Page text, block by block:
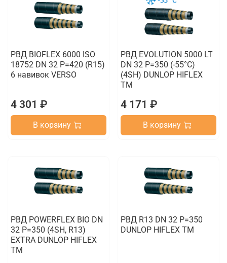
РВД BIOFLEX 6000 ISO
18752 DN 32 P=420 (R15)
6 навивок VERSO
4 301 ₽
В корзину
РВД EVOLUTION 5000 LT
DN 32 P=350 (-55°C)
(4SH) DUNLOP HIFLEX
TM
4 171 ₽
В корзину
РВД POWERFLEX BIO DN
32 P=350 (4SH, R13)
EXTRA DUNLOP HIFLEX
TM
РВД R13 DN 32 P=350
DUNLOP HIFLEX TM